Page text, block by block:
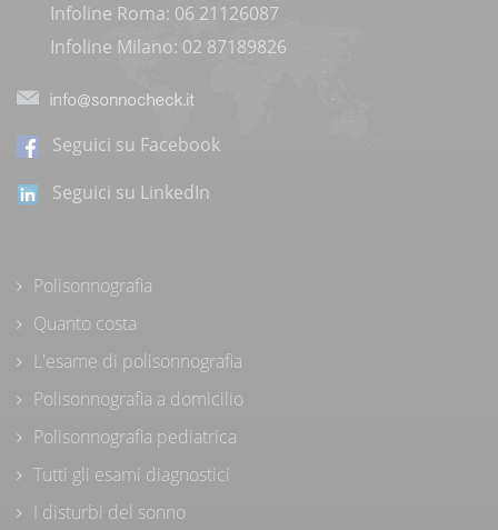
Infoline Roma: 06 21126087
Infoline Milano: 02 87189826
Seguici su Facebook
Seguici su LinkedIn
Polisonnografia
Quanto costa
L'esame di polisonnografia
Polisonnografia a domicilio
Polisonnografia pediatrica
Tutti gli esami diagnostici
I disturbi del sonno